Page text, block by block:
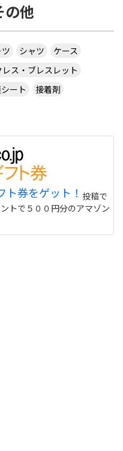
の他
シャツ
ケース
レス・ブレスレット
ート
接着剤
券をゲット！ 投稿で
トで５００円分のアマゾン